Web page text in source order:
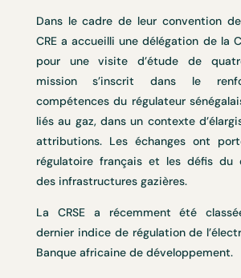
Dans le cadre de leur convention
CRE a accueilli une délégation de la
pour une visite d’étude de
mission s’inscrit dans le
compétences du régulateur
liés au gaz, dans un contexte
attributions. Les échanges ont
régulatoire français et les défis du
des infrastructures gazières.
La CRSE a récemment été
dernier indice de régulation de
Banque africaine de développement.